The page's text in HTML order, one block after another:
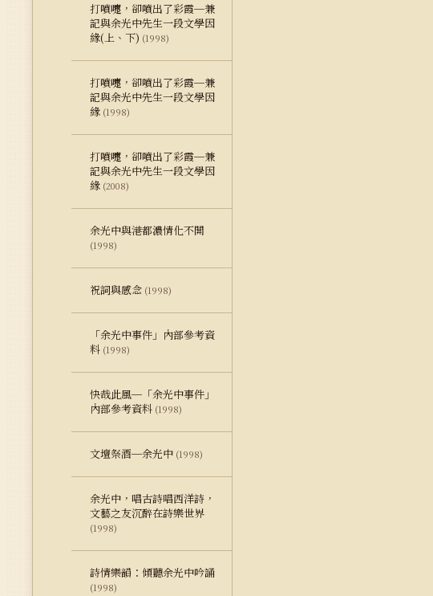
打噴嚏，卻噴出了彩霞─兼
記與余光中先生一段文學因
緣(上、下) (1998)
打噴嚏，卻噴出了彩霞─兼
記與余光中先生一段文學因
緣 (1998)
打噴嚏，卻噴出了彩霞─兼
記與余光中先生一段文學因
緣 (2008)
余光中與港都濃情化不開
(1998)
祝詞與感念 (1998)
「余光中事件」內部參考資
料 (1998)
快哉此風─「余光中事件」
內部參考資料 (1998)
文壇祭酒─余光中 (1998)
余光中，唱古詩唱西洋詩，
文藝之友沉醉在詩樂世界
(1998)
詩情樂韻：傾聽余光中吟誦
(1998)